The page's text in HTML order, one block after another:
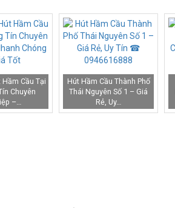
Hầm Cầu Tại
Chuyên
–…
Hút Hầm Cầu Thành Phố
Thái Nguyên Số 1 – Giá
Rẻ, Uy…